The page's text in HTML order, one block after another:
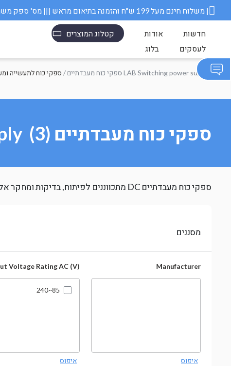
משלוח חינם מעל 199 ש״ח והזמנה בתיאום מראש ||| מס' ספק משרד הבטחון 11006845 |
קטלוג המוצרים אודות
חדשות
בלוג
לעסקים
ספקי כוח לתעשייה / ספקי כוח מעבדתיים LAB Switching power supply
ספקי כוח מעבדתיים LAB Switching power supply (3)
ספקי כוח מעבדתיים DC מתכווננים לפיתוח, בדיקות ומחקר אלקטרוני. שליטה מדויקת על מתח וזרם עם תצוגה דיגיטלית. מלאי מיידי בישראל, משלוח מהיר.
מסננים
Manufacturer
איפוס
Voltage Rating AC (V)
85~240
איפוס